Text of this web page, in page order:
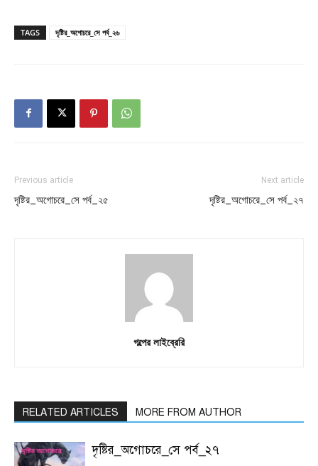
TAGS দৃষ্টির_অগোচরে_সে পর্ব_২৬
Previous article
দৃষ্টির_অগোচরে_সে পর্ব_২৫
Next article
দৃষ্টির_অগোচরে_সে পর্ব_২৭
গল্পের লাইব্রেরি
RELATED ARTICLES MORE FROM AUTHOR
দৃষ্টির_অগোচরে_সে পর্ব_২৭